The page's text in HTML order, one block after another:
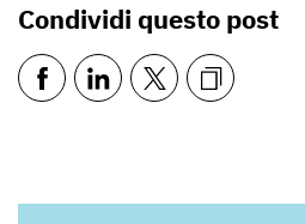
Condividi questo post